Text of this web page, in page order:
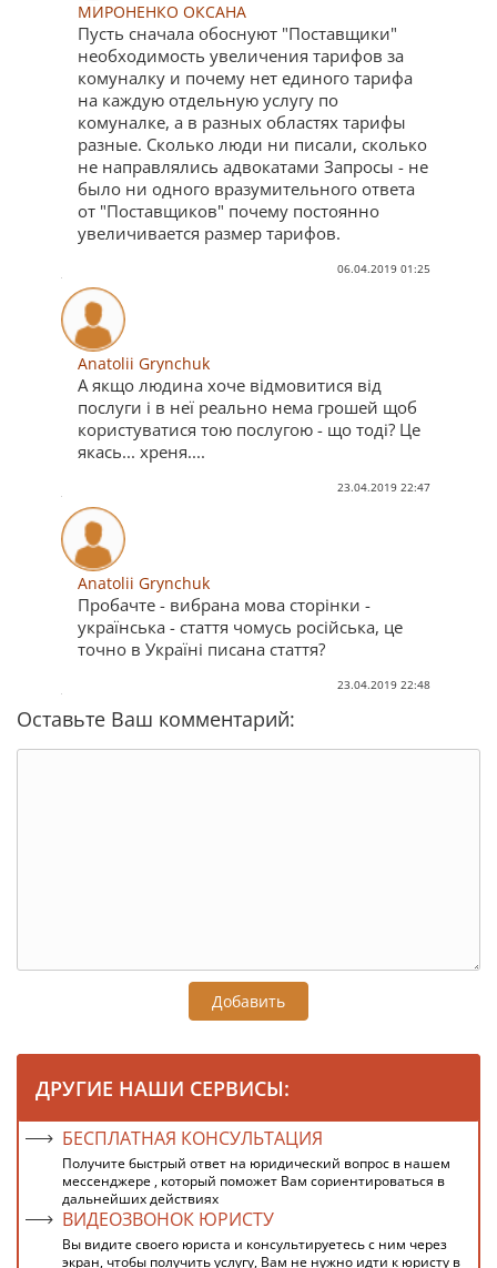
МИРОНЕНКО ОКСАНА
Пусть сначала обоснуют "Поставщики"
необходимость увеличения тарифов за
комуналку и почему нет единого тарифа
на каждую отдельную услугу по
комуналке, а в разных областях тарифы
разные. Сколько люди ни писали, сколько
не направлялись адвокатами Запросы - не
было ни одного вразумительного ответа
от "Поставщиков" почему постоянно
увеличивается размер тарифов.
06.04.2019 01:25
Anatolii Grynchuk
А якщо людина хоче відмовитися від
послуги і в неї реально нема грошей щоб
користуватися тою послугою - що тоді? Це
якась... хреня....
23.04.2019 22:47
Anatolii Grynchuk
Пробачте - вибрана мова сторінки -
українська - стаття чомусь російська, це
точно в Україні писана стаття?
23.04.2019 22:48
Оставьте Ваш комментарий:
Добавить
ДРУГИЕ НАШИ СЕРВИСЫ:
БЕСПЛАТНАЯ КОНСУЛЬТАЦИЯ
Получите быстрый ответ на юридический вопрос в нашем
мессенджере , который поможет Вам сориентироваться в
дальнейших действиях
ВИДЕОЗВОНОК ЮРИСТУ
Вы видите своего юриста и консультируетесь с ним через
экран, чтобы получить услугу, Вам не нужно идти к юристу в